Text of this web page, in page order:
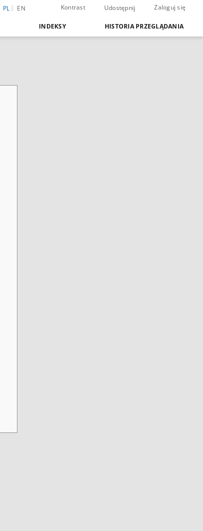
PL EN Kontrast Udostępnij Zaloguj się
INDEKSY HISTORIA PRZEGLĄDANIA